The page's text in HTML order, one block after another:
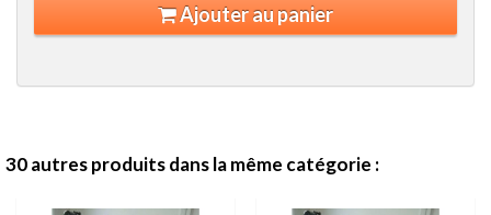
Ajouter au panier
30 autres produits dans la même catégorie :